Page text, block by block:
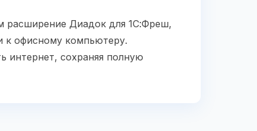
расширение Диадок для 1С:Фреш,
к офисному компьютеру.
интернет, сохраняя полную